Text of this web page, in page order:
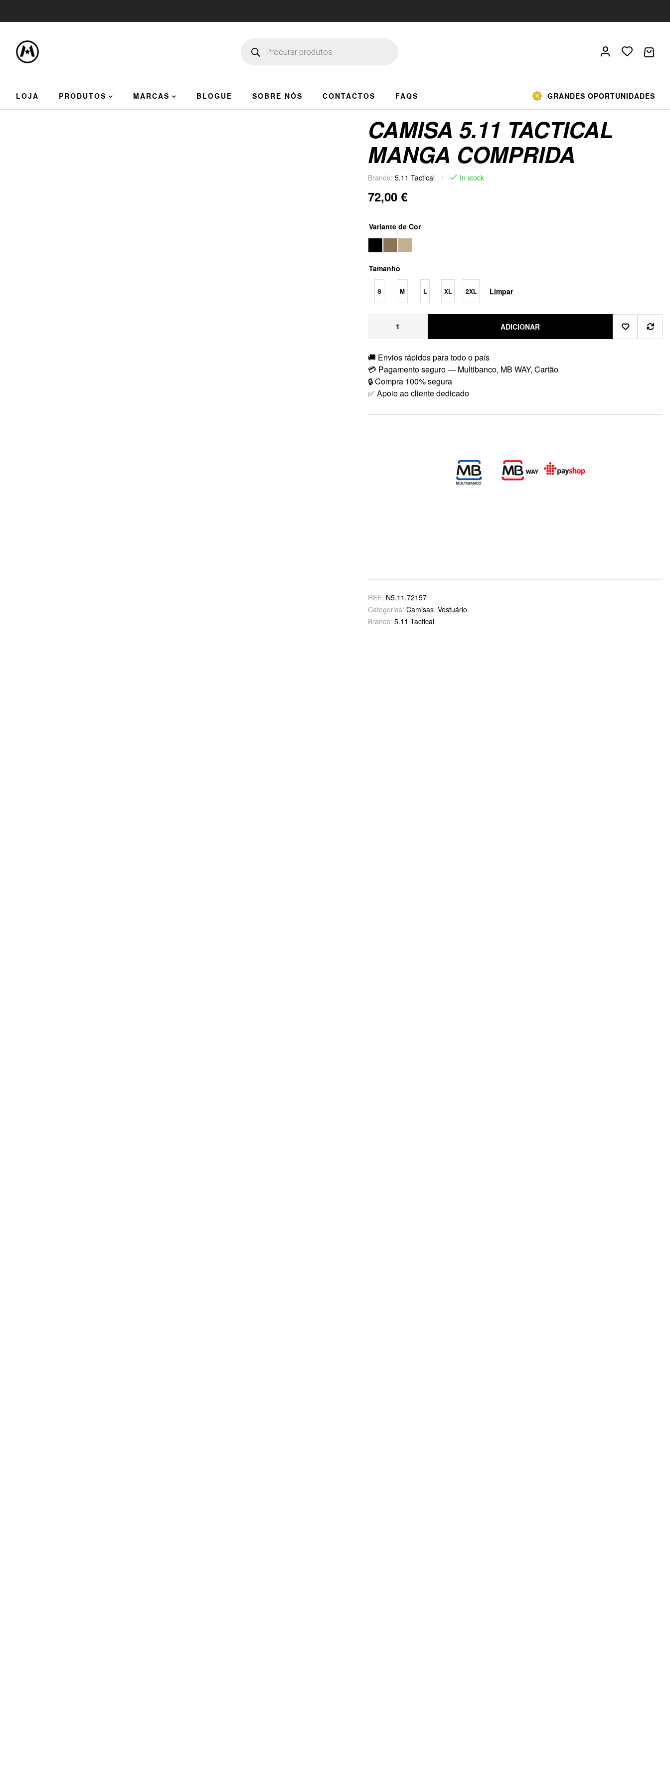
LOJA PRODUTOS MARCAS BLOGUE SOBRE NÓS CONTACTOS FAQS GRANDES OPORTUNIDADES
CAMISA 5.11 TACTICAL
MANGA COMPRIDA
Brands: 5.11 Tactical In stock
72,00 €
Variante de Cor
Tamanho
S M L XL 2XL Limpar
ADICIONAR
🚚 Envios rápidos para todo o país
💳 Pagamento seguro — Multibanco, MB WAY, Cartão
🔒 Compra 100% segura
✅ Apoio ao cliente dedicado
REF: N5.11.72157
Categorias: Camisas, Vestuário
Brands: 5.11 Tactical